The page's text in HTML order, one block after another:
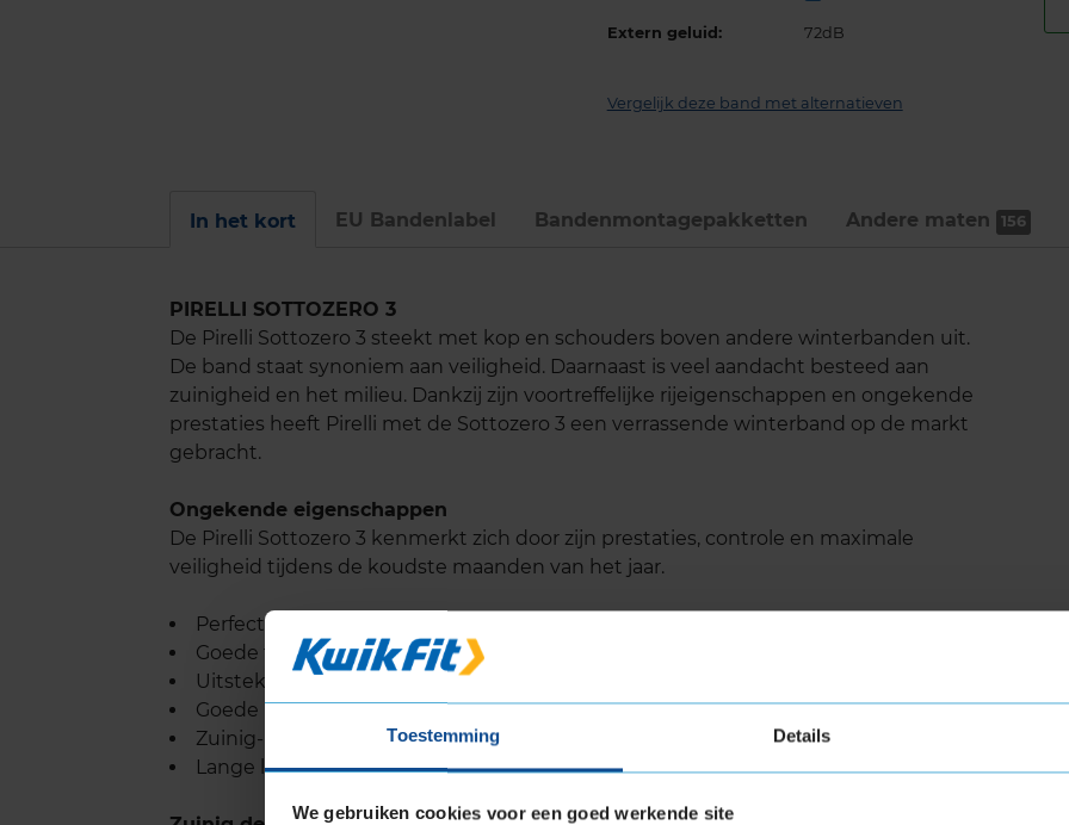
Toestemming Details
We gebruiken cookies voor een goed werkende site
Extern geluid: 72dB
Vergelijk deze band met alternatieven
In het kort EU Bandenlabel Bandenmontage­pakketten Andere maten 156
PIRELLI SOTTOZERO 3
De Pirelli Sottozero 3 steekt met kop en schouders boven andere winterbanden uit.
De band staat synoniem aan veiligheid. Daarnaast is veel aandacht besteed aan
zuinigheid en het milieu. Dankzij zijn voortreffelijke rijeigenschappen en ongekende
prestaties heeft Pirelli met de Sottozero 3 een verrassende winterband op de markt
gebracht.
Ongekende eigenschappen
De Pirelli Sottozero 3 kenmerkt zich door zijn prestaties, controle en maximale
veiligheid tijdens de koudste maanden van het jaar.
Perfecte grip onder uiteenlopende weersomstandigheden
Goede tractie op ijs en sneeuw
Uitstekende remprestaties
Goede bescherming tegen aquaplaning
Zuinig- en milieuvriendelijkheid
Lange levensduur